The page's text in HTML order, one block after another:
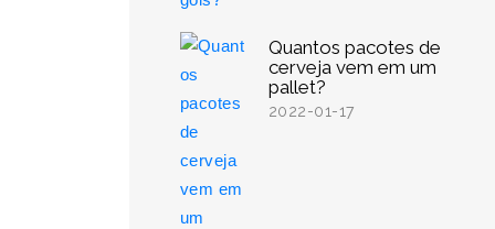
Quantos pacotes de
cerveja vem em um
pallet?
2022-01-17